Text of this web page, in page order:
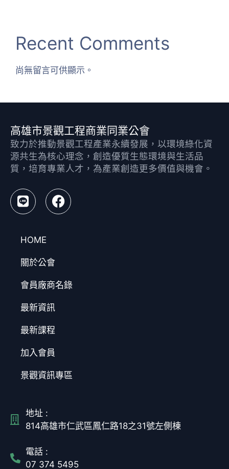
Recent Comments
尚無留言可供顯示。
高雄市景觀工程商業同業公會
致力於推動景觀工程產業永續發展，以環境綠化資
源共生為核心理念，創造優質生態環境與生活品
質，培育專業人才，為產業創造更多價值與機會。
HOME
關於公會
會員廠商名錄
最新資訊
最新課程
加入會員
景觀資訊專區
地址 :
814高雄市仁武區鳳仁路18之31號左側棟
電話 :
07 374 5495